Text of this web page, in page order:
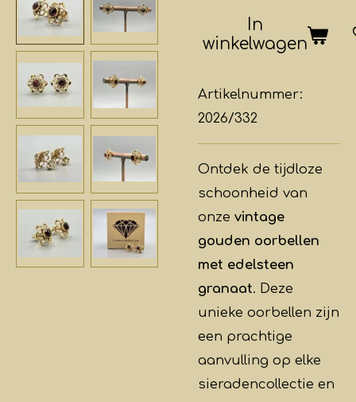
In
winkelwagen
Artikelnummer:
2026/332
Ontdek de tijdloze
schoonheid van
onze vintage
gouden oorbellen
met edelsteen
granaat. Deze
unieke oorbellen zijn
een prachtige
aanvulling op elke
sieradencollectie en